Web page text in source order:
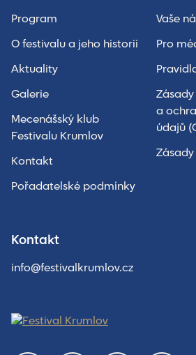
Program
O festivalu a jeho historii
Aktuality
Galerie
Mecenášský klub
Festivalu Krumlov
Kontakt
Pořadatelské podmínky
Vaše
Pro
a
údajů
Kontakt
info@festivalkrumlov.cz